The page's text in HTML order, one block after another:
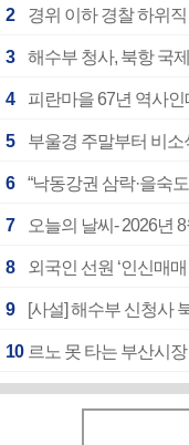
2 경위 이하 경찰 하위
3 해수부 청사, 북항 국
4 피란마을 67년 역사
5 부울경 주말부터 비소
6 “낙동강권 삼락·을숙
7 오늘의 날씨- 2026년
8 외국인 선원 ‘인신매
9 [사설] 해수부 신청사
10 르노 못 타는 부산시